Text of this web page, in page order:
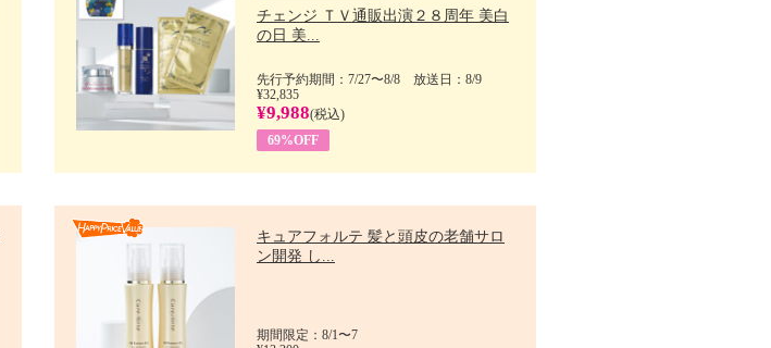
チェンジ ＴＶ通販出演２８周年 美白
の日 美...
先行予約期間：7/27〜8/8 放送日：8/9
¥32,835
¥9,988(税込)
69%OFF
キュアフォルテ 髪と頭皮の老舗サロ
ン開発 し...
期間限定：8/1〜7